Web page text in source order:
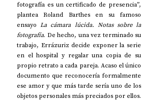
fotografía es un certificado de presencia”,
plantea Roland Barthes en su famoso
ensayo La cámara lúcida. Notas sobre la
fotografía. De hecho, una vez terminado su
trabajo, Errázuriz decide exponer la serie
en el hospital y regalar una copia de su
propio retrato a cada pareja. Acaso el único
documento que reconocería formalmente
ese amor y que más tarde sería uno de los
objetos personales más preciados por ellos.